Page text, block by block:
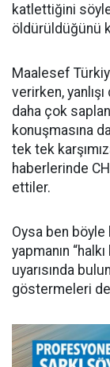
katlettiğini
öldürüldüğünü
Maalesef
verirken,
daha çok
konuşmasına
tek tek
haberlerinde
ettiler.
Oysa ben böyle
yapmanın
uyarısında
göstermeleri